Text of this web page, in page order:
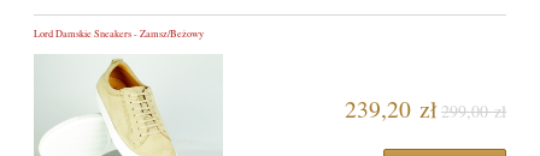
Lord Damskie Sneakers - Zamsz/Beżowy
239,20 zł 299,00 zł